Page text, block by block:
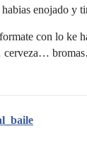
enojado y
con lo ke